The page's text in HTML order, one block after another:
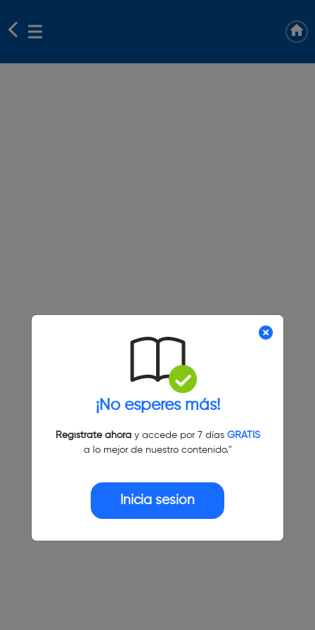
¡No esperes más!
Regístrate ahoray accede por 7 días GRATIS
a lo mejor de nuestro contenido."
Inicia sesión